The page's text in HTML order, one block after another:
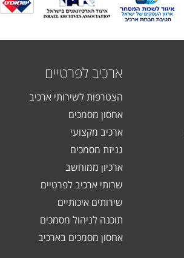
ארכיב לפרטיים
הצטרפות לשירותי ארכיב
אחסון מסמכים
ארכיב מקצועי
גניזת מסמכים
ארכיון ממוחשב
שרותי ארכיב לפרטיים
שירותים איכותיים
תוכנה לניהול מסמכים
אחסון מסמכים בארכיב